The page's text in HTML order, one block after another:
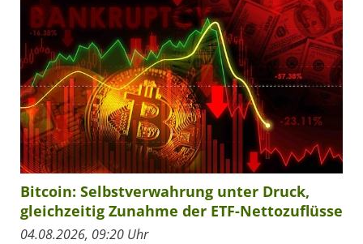
Bitcoin: Selbstverwahrung unter Druck,
gleichzeitig Zunahme der ETF-Nettozuflüsse
04.08.2026, 09:20 Uhr